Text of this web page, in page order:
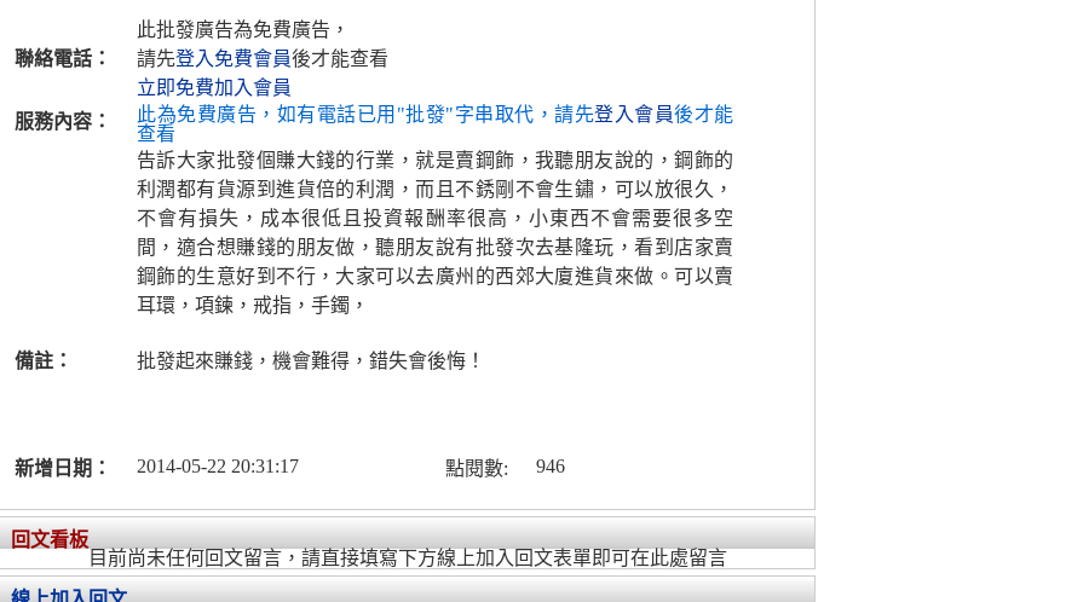
聯絡電話：
此批發廣告為免費廣告，
請先登入免費會員後才能查看
立即免費加入會員
服務內容：
此為免費廣告，如有電話已用"批發"字串取代，請先登入會員後才能
查看
告訴大家批發個賺大錢的行業，就是賣鋼飾，我聽朋友說的，鋼飾的
利潤都有貨源到進貨倍的利潤，而且不銹剛不會生鏽，可以放很久，
不會有損失，成本很低且投資報酬率很高，小東西不會需要很多空
間，適合想賺錢的朋友做，聽朋友說有批發次去基隆玩，看到店家賣
鋼飾的生意好到不行，大家可以去廣州的西郊大廈進貨來做。可以賣
耳環，項鍊，戒指，手鐲，
備註： 批發起來賺錢，機會難得，錯失會後悔！
新增日期： 2014-05-22 20:31:17 點閱數: 946
回文看板
目前尚未任何回文留言，請直接填寫下方線上加入回文表單即可在此處留言